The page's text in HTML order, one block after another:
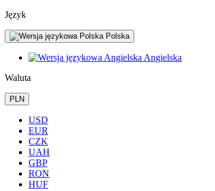
Język
Polska
Angielska
Waluta
PLN
USD
EUR
CZK
UAH
GBP
RON
HUF